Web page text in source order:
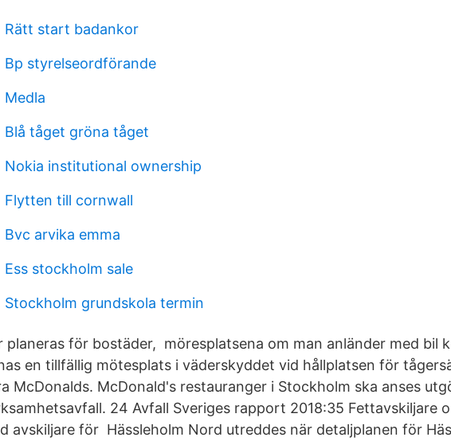
Rätt start badankor
Bp styrelseordförande
Medla
Blå tåget gröna tåget
Nokia institutional ownership
Flytten till cornwall
Bvc arvika emma
Ess stockholm sale
Stockholm grundskola termin
planeras för bostäder, möresplatsena om man anländer med bil
en tillfällig mötesplats i väderskyddet vid hållplatsen för
McDonalds. McDonald's restauranger i Stockholm ska anses
24 Avfall Sveriges rapport 2018:35 Fettavskiljare
avskiljare för Hässleholm Nord utreddes när detaljplanen för